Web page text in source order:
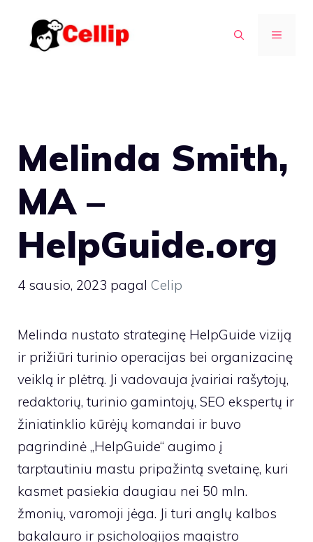
turinio
MENIU
Melinda Smith,
MA –
HelpGuide.org
4 sausio, 2023 pagal Celip
Melinda nustato strateginę HelpGuide viziją
ir prižiūri turinio operacijas bei organizacinę
veiklą ir plėtrą. Ji vadovauja įvairiai rašytojų,
redaktorių, turinio gamintojų, SEO ekspertų ir
žiniatinklio kūrėjų komandai ir buvo
pagrindinė „HelpGuide“ augimo į
tarptautiniu mastu pripažintą svetainę, kuri
kasmet pasiekia daugiau nei 50 mln.
žmonių, varomoji jėga. Ji turi anglų kalbos
bakalauro ir psichologijos magistro